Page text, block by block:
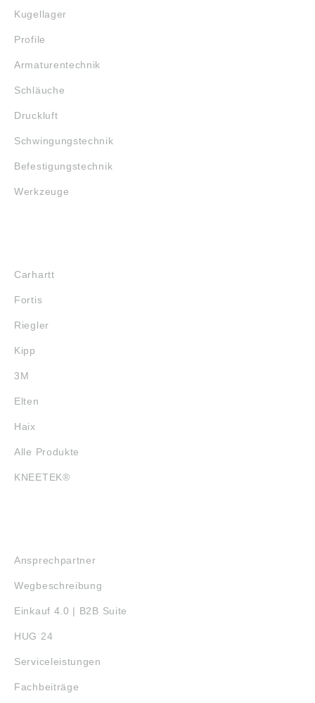
Kugellager
Profile
Armaturentechnik
Schläuche
Druckluft
Schwingungstechnik
Befestigungstechnik
Werkzeuge
Carhartt
Fortis
Riegler
Kipp
3M
Elten
Haix
Alle Produkte
KNEETEK®
Ansprechpartner
Wegbeschreibung
Einkauf 4.0 | B2B Suite
HUG 24
Serviceleistungen
Fachbeiträge